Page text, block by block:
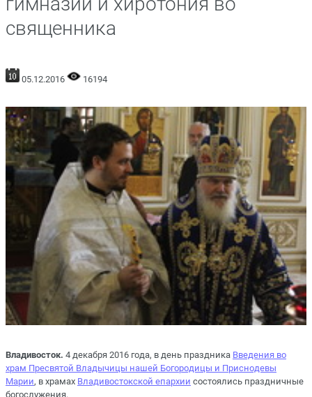
священника
05.12.2016 16194
Владивосток. 4 декабря 2016 года, в день праздника Введения во
храм Пресвятой Владычицы нашей Богородицы и Приснодевы
Марии, в храмах Владивостокской епархии состоялись праздничные
богослужения.